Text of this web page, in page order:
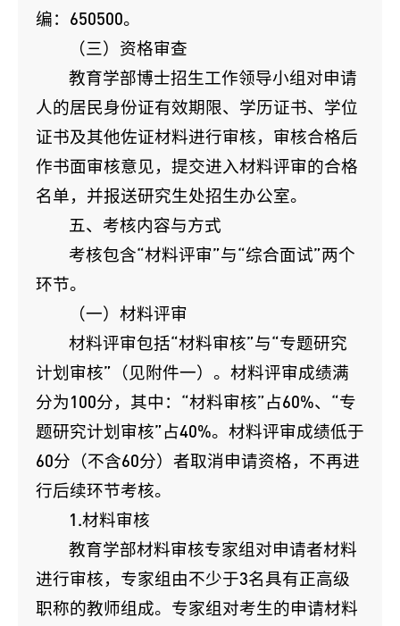
编：650500。
（三）资格审查
教育学部博士招生工作领导小组对申请
人的居民身份证有效期限、学历证书、学位
证书及其他佐证材料进行审核，审核合格后
作书面审核意见，提交进入材料评审的合格
名单，并报送研究生处招生办公室。
五、考核内容与方式
考核包含“材料评审”与“综合面试”两个
环节。
（一）材料评审
材料评审包括“材料审核”与“专题研究
计划审核”（见附件一）。材料评审成绩满
分为100分，其中：“材料审核”占60%、“专
题研究计划审核”占40%。材料评审成绩低于
60分（不含60分）者取消申请资格，不再进
行后续环节考核。
1.材料审核
教育学部材料审核专家组对申请者材料
进行审核，专家组由不少于3名具有正高级
职称的教师组成。专家组对考生的申请材料